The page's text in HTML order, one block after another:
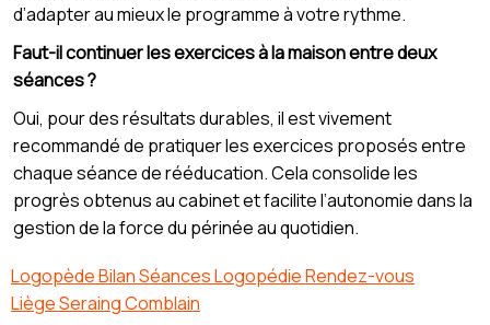
d’adapter au mieux le programme à votre rythme.
Faut-il continuer les exercices à la maison entre deux
séances ?
Oui, pour des résultats durables, il est vivement
recommandé de pratiquer les exercices proposés entre
chaque séance de rééducation. Cela consolide les
progrès obtenus au cabinet et facilite l’autonomie dans la
gestion de la force du périnée au quotidien.
Logopède Bilan Séances Logopédie Rendez-vous
Liège Seraing Comblain